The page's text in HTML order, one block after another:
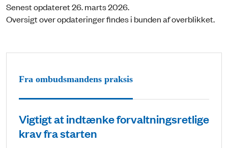
Senest opdateret 26. marts 2026.
Oversigt over opdateringer findes i bunden af overblikket.
Fra ombudsmandens praksis
Vigtigt at indtænke forvaltningsretlige
krav fra starten